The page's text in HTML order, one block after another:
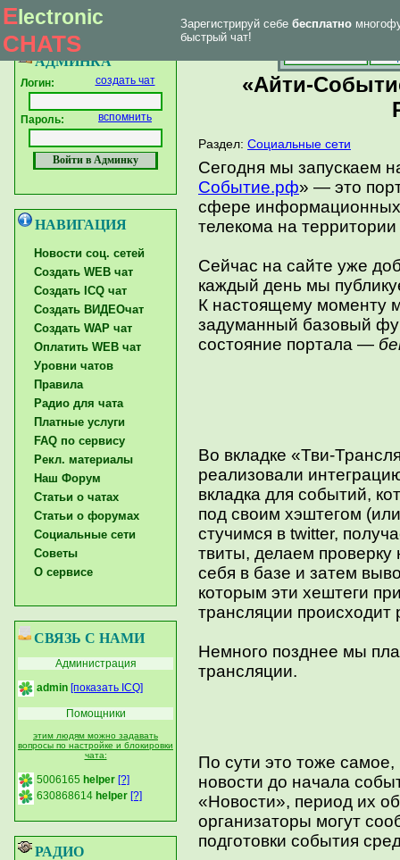
Electronic
CHATS
Зарегистрируй себе бесплатно
быстрый чат!
Главная страница| Форум тех. поддержки Впервые у
АДМИНКА
Логин: создать чат
Пароль: вспомнить
НАВИГАЦИЯ
Новости соц. сетей
Создать WEB чат
Создать ICQ чат
Создать ВИДЕОчат
Создать WAP чат
Оплатить WEB чат
Уровни чатов
Правила
Радио для чата
Платные услуги
FAQ по сервису
Рекл. материалы
Наш Форум
Статьи о чатах
Статьи о форумах
Социальные сети
Советы
О сервисе
СВЯЗЬ С НАМИ
Администрация
admin [показать ICQ]
Помощники
этим людям можно задавать
вопросы по настройке и блокировки
чата:
5006165 helper [?]
630868614 helper [?]
РАДИО
«Айти-
Раздел: Социальные сети
Сегодня мы запускаем
Событие.рф» — это
сфере информационных
телекома на
Сейчас на сайте уже
каждый день мы
К настоящему моменту
задуманный базовый
состояние портала —
Во вкладке «Тви-
реализовали
вкладка для событий,
под своим хэштегом
стучимся в twitter,
твиты, делаем проверку
себя в базе и затем
которым эти хештеги
трансляции происходит
Немного позднее мы
трансляции.
По сути это тоже
новости до начала
«Новости», период их
организаторы могут
подготовки события